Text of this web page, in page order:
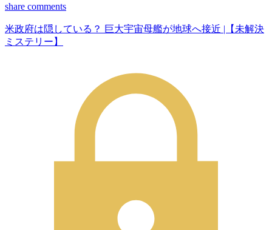
share comments
米政府は隠している？ 巨大宇宙母艦が地球へ接近 |【未解決
ミステリー】